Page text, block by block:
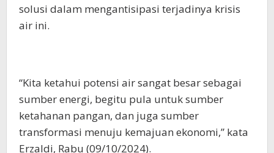
solusi dalam mengantisipasi terjadinya krisis
air ini.
“Kita ketahui potensi air sangat besar sebagai
sumber energi, begitu pula untuk sumber
ketahanan pangan, dan juga sumber
transformasi menuju kemajuan ekonomi,” kata
Erzaldi, Rabu (09/10/2024).